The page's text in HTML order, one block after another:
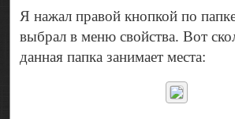
Я нажал правой кнопкой по
выбрал в меню свойства. Вот
данная папка занимает места: